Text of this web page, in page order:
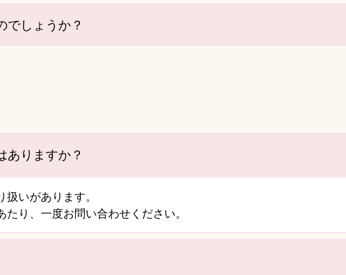
でしょうか？
ありますか？
いがあります。
り、一度お問い合わせください。